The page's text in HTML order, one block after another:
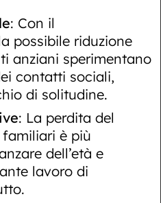
: Con il
possibile riduzione
anziani sperimentano
contatti sociali,
di solitudine.
: La perdita del
è più
dell’età e
lavoro di